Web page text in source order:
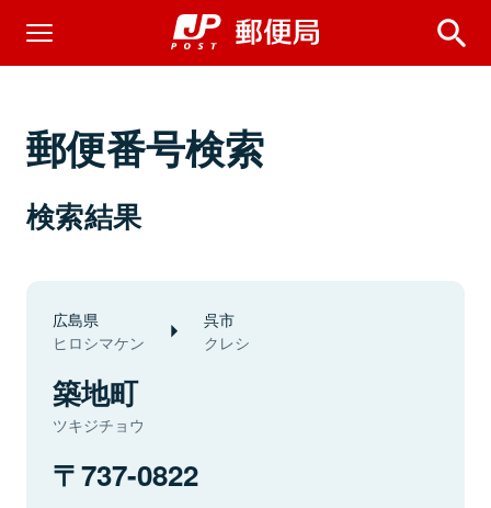
郵便番号検索
検索結果
広島県
ヒロシマケン
呉市
クレシ
築地町
ツキジチョウ
737-0822